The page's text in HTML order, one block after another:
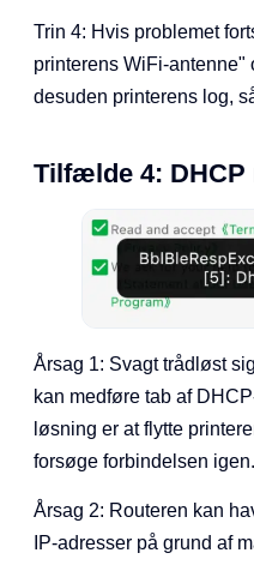
Trin 4: Hvis problemet
printerens WiFi-antenne"
desuden printerens log,
Tilfælde 4: DHCP
Årsag 1: Svagt trådløst
kan medføre tab af
løsning er at flytte
forsøge forbindelsen igen.
Årsag 2: Routeren kan
IP-adresser på grund af